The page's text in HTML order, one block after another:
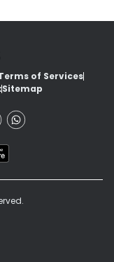
of Services
Sitemap